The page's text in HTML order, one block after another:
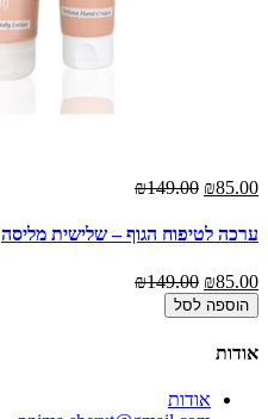
₪85.00
₪149.00
ערכה לטיפוח הגוף – שלישית מליסה
₪85.00
₪149.00
הוספה לסל
אודות
אודות